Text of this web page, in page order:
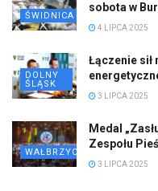
ŚWIDNICA
sobota w
4 LIPCA 2025
DOLNY
ŚLĄSK
Łączenie
3 LIPCA 2025
WAŁBRZYCH
Medal
Zespołu
3 LIPCA 2025